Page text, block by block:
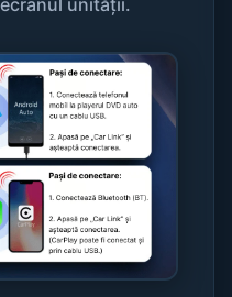
unității.